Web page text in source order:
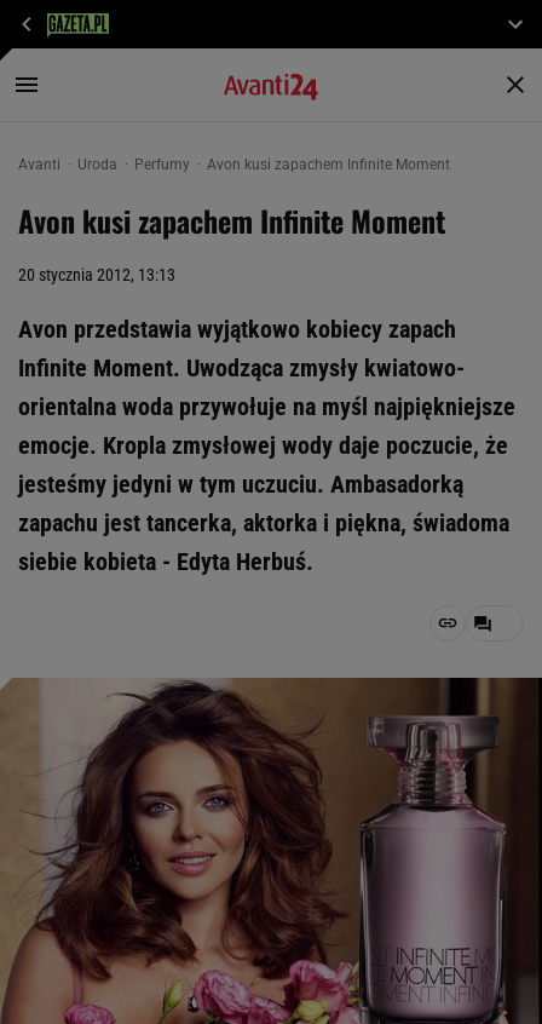
Avanti Uroda Perfumy Avon kusi zapachem Infinite Moment
Avon kusi zapachem Infinite Moment
20 stycznia 2012, 13:13
Avon przedstawia wyjątkowo kobiecy zapach
Infinite Moment. Uwodząca zmysły kwiatowo-
orientalna woda przywołuje na myśl najpiękniejsze
emocje. Kropla zmysłowej wody daje poczucie, że
jesteśmy jedyni w tym uczuciu. Ambasadorką
zapachu jest tancerka, aktorka i piękna, świadoma
siebie kobieta - Edyta Herbuś.